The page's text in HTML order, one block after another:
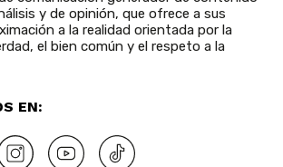
y de opinión, que ofrece a sus
a la realidad orientada por la
el bien común y el respeto a la
EN: